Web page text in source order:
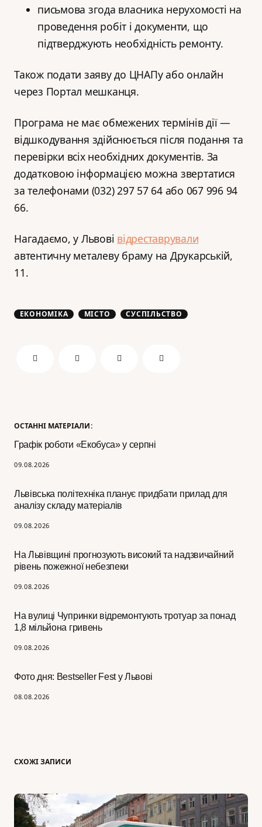
ОСТАННІ МАТЕРІАЛИ:
Графік роботи «Екобуса» у серпні
09.08.2026
Львівська політехніка планує придбати прилад для
аналізу складу матеріалів
09.08.2026
На Львівщині прогнозують високий та надзвичайний
рівень пожежної небезпеки
09.08.2026
На вулиці Чупринки відремонтують тротуар за понад
1,8 мільйона гривень
09.08.2026
Фото дня: Bestseller Fest у Львові
08.08.2026
письмова згода власника нерухомості на
проведення робіт і документи, що
підтверджують необхідність ремонту.
Також подати заяву до ЦНАПу або онлайн
через Портал мешканця.
Програма не має обмежених термінів дії —
відшкодування здійснюється після подання та
перевірки всіх необхідних документів. За
додатковою інформацією можна звертатися
за телефонами (032) 297 57 64 або 067 996 94
66.
Нагадаємо, у Львові відреставрували
автентичну металеву браму на Друкарській,
11.
ЕКОНОМІКА МІСТО СУСПІЛЬСТВО
СХОЖІ ЗАПИСИ